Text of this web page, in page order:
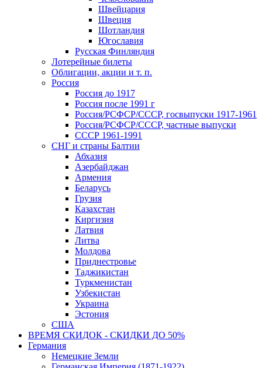
Швейцария
Швеция
Шотландия
Югославия
Русская Финляндия
Лотерейные билеты
Облигации, акции и т. п.
Россия
Россия до 1917
Россия после 1991 г
Россия/РСФСР/СССР, госвыпуски 1917-1961
Россия/РСФСР/СССР, частные выпуски
СССР 1961-1991
СНГ и страны Балтии
Абхазия
Азербайджан
Армения
Беларусь
Грузия
Казахстан
Киргизия
Латвия
Литва
Молдова
Приднестровье
Таджикистан
Туркменистан
Узбекистан
Украина
Эстония
США
ВРЕМЯ СКИДОК - СКИДКИ ДО 50%
Германия
Немецкие Земли